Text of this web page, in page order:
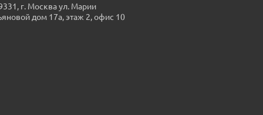
г. Москва ул. Марии
дом 17а, этаж 2, офис 10